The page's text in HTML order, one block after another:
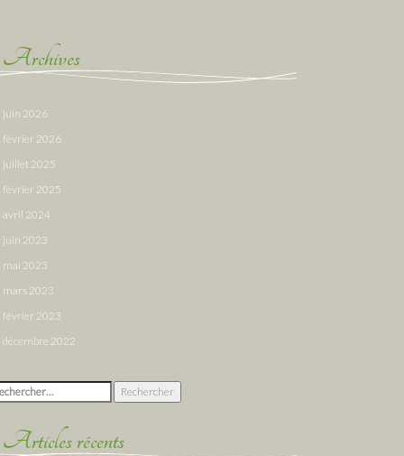
Archives
juin 2026
février 2026
juillet 2025
février 2025
avril 2024
juin 2023
mai 2023
mars 2023
février 2023
décembre 2022
:
Articles récents